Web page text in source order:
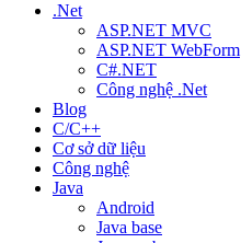
.Net
ASP.NET MVC
ASP.NET WebForm
C#.NET
Công nghệ .Net
Blog
C/C++
Cơ sở dữ liệu
Công nghệ
Java
Android
Java base